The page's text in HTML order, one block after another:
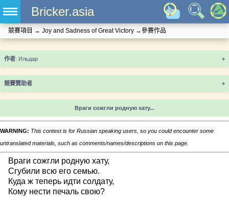
Bricker.asia
競賽項目 → Joy and Sadness of Great Victory →參賽作品
+
競賽贊助者 +
Враги сожгли родную хату...
WARNING: This contest is for Russian speaking users, so you could encounter some
untranslated materials, such as comments/names/descriptions on this page.
Враги сожгли родную хату,
Сгубили всю его семью.
Куда ж теперь идти солдату,
Кому нести печаль свою?